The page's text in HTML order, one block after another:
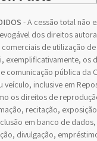
- A cessão total não
dos direitos
de utilização
exemplificativamente, os
comunicação pública da
veículo, inclusive em
os direitos de
recitação,
em banco de
divulgação,